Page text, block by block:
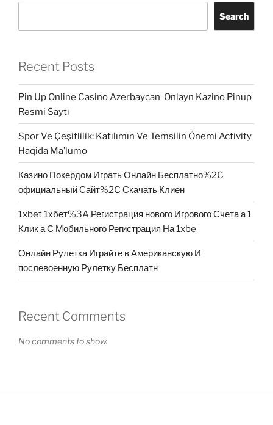
Search
Recent Posts
Pin Up Online Casino Azerbaycan ️ Onlayn Kazino Pinup
Rəsmi Saytı
Spor Ve Çeşitlilik: Katılımın Ve Temsilin Önemi Activity
Haqida Ma’lumo
Казино Покердом Играть Онлайн Бесплатно%2C
официальный Сайт%2C Скачать Клиен
1xbet 1хбет%3A Регистрация нового Игрового Счета а 1
Клик а С Мобильного Регистрация На 1xbe
Онлайн Рулетка Играйте в Американскую И
послевоенную Рулетку Бесплатн
Recent Comments
No comments to show.